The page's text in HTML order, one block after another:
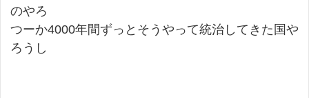
のやろ
つーか4000年間ずっとそうやって統治してきた国や
ろうし